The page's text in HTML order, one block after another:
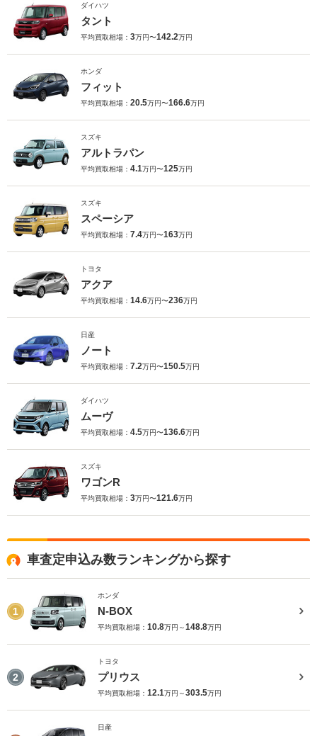
ダイハツ
タント
平均買取相場： 3万円〜142.2万円
ホンダ
フィット
平均買取相場： 20.5万円〜166.6万円
スズキ
アルトラパン
平均買取相場： 4.1万円〜125万円
スズキ
スペーシア
平均買取相場： 7.4万円〜163万円
トヨタ
アクア
平均買取相場： 14.6万円〜236万円
日産
ノート
平均買取相場： 7.2万円〜150.5万円
ダイハツ
ムーヴ
平均買取相場： 4.5万円〜136.6万円
スズキ
ワゴンR
平均買取相場： 3万円〜121.6万円
車査定申込み数ランキングから探す
1
ホンダ
N-BOX
平均買取相場： 10.8万円～148.8万円
2
トヨタ
プリウス
平均買取相場： 12.1万円～303.5万円
日産